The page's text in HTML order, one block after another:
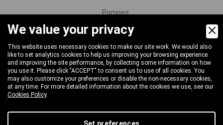
Pompes
Moteurs et réducteurs
Pistolets et lances
Buses et têtes de lavage
Pulvérisation et mousse
Raccords
We value your privacy
This website uses necessary cookies to make our site work. We would also
like to set analytics cookies to help us improving your browsing experience
and improving the site performance, by collecting some information on how
you use it. Please click "ACCEPT" to consent us to use of all cookies. You
may also customize your preferences or disable the non-necessary cookies,
at any time. For more detailed information about the cookies we use, see our
Cookies Policy.